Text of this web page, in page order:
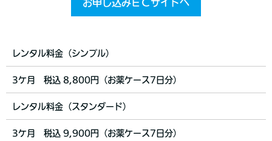
お申し込みＥＣサイトへ
レンタル料金（シンプル）
3ケ月 税込 8,800円（お薬ケース7日分）
レンタル料金（スタンダード）
3ケ月 税込 9,900円（お薬ケース7日分）